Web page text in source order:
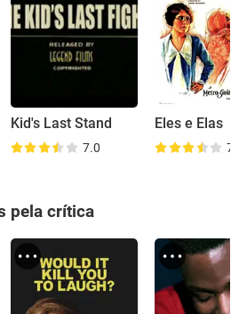
Kid's Last Stand
7.0
Eles e Elas
7.2
pela crítica